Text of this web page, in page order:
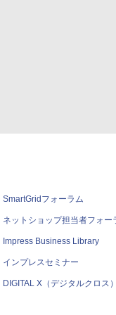
SmartGridフォーラム
ネットショップ担当者フォー
Impress Business Library
インプレスセミナー
DIGITAL X（デジタルクロス）